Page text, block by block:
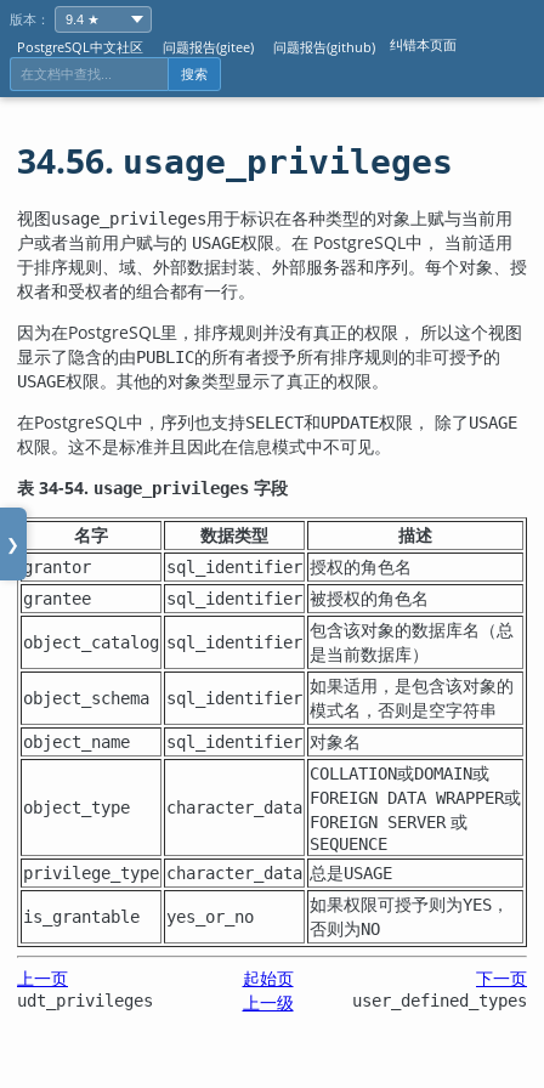
版本：
PostgreSQL中文社区
问题报告(gitee) 问题报告(github) 纠错本页面
搜索
❯
34.56. usage_privileges
视图usage_privileges用于标识在各种类型的对象上赋与当前用
户或者当前用户赋与的 USAGE权限。在 PostgreSQL 中， 当前适用
于排序规则、域、外部数据封装、外部服务器和序列。每个对象、授
权者和受权者的组合都有一行。
因为在PostgreSQL 里，排序规则并没有真正的权限， 所以这个视图
显示了隐含的由PUBLIC的所有者授予所有排序规则的非可授予的
USAGE权限。其他的对象类型显示了真正的权限。
在PostgreSQL中，序列也支持SELECT和UPDATE权限， 除了USAGE
权限。这不是标准并且因此在信息模式中不可见。
表 34-54. usage_privileges 字段
名字 数据类型 描述
grantor sql_identifier 授权的角色名
grantee sql_identifier 被授权的角色名
object_catalog sql_identifier
包含该对象的数据库名（总
是当前数据库）
object_schema sql_identifier
如果适用，是包含该对象的
模式名，否则是空字符串
object_name sql_identifier 对象名
object_type character_data
COLLATION或DOMAIN或
FOREIGN DATA WRAPPER或
FOREIGN SERVER 或
SEQUENCE
privilege_type character_data 总是USAGE
is_grantable yes_or_no
如果权限可授予则为YES ，
否则为NO
上一页 起始页 下一页
udt_privileges 上一级 user_defined_types